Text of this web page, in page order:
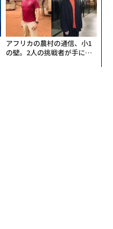
アフリカの農村の通信、小1
の壁。2人の挑戦者が手にし